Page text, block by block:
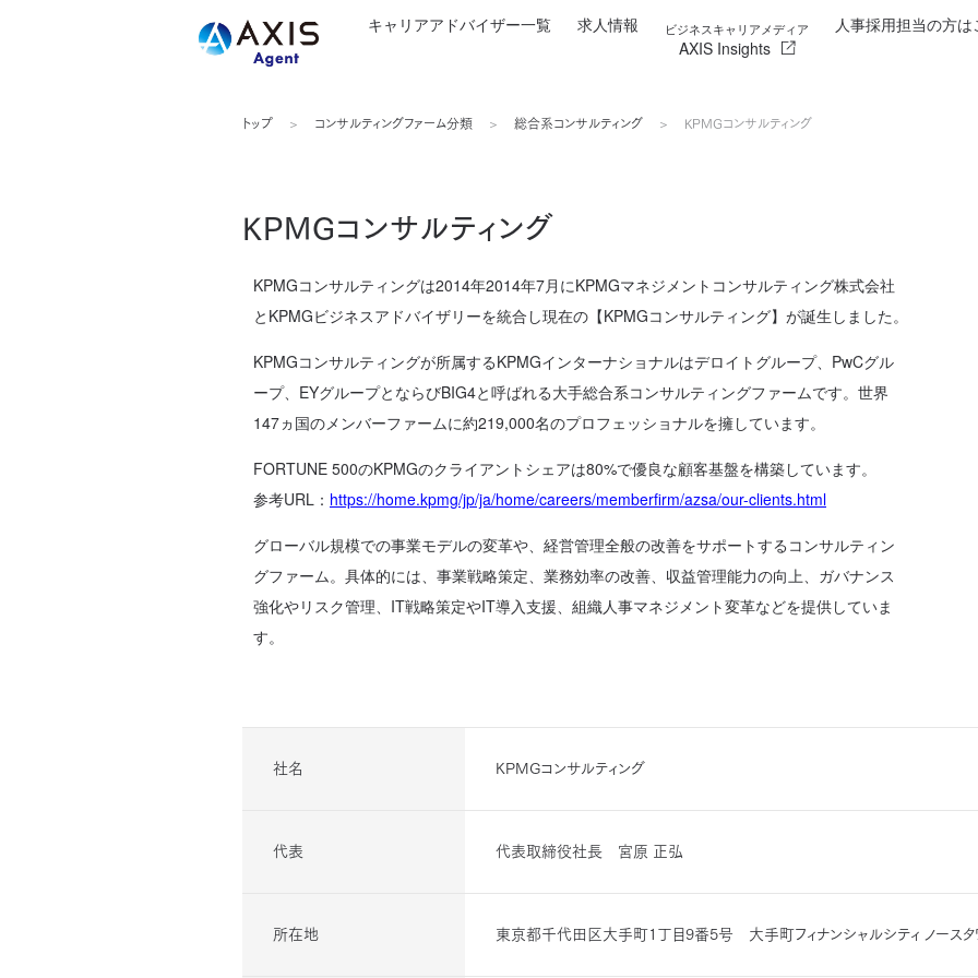
キャリアアドバイザー一覧 求人情報 ビジネスキャリアメディア
AXIS Insights
人事採用担当の方は
トップ コンサルティングファーム分類 総合系コンサルティング KPMGコンサルティング
KPMGコンサルティング
KPMGコンサルティングは2014年2014年7月にKPMGマネジメントコンサルティング株式会社
とKPMGビジネスアドバイザリーを統合し現在の【KPMGコンサルティング】が誕生しました。
KPMGコンサルティングが所属するKPMGインターナショナルはデロイトグループ、PwCグル
ープ、EYグループとならびBIG4と呼ばれる大手総合系コンサルティングファームです。世界
147ヵ国のメンバーファームに約219,000名のプロフェッショナルを擁しています。
FORTUNE 500のKPMGのクライアントシェアは80%で優良な顧客基盤を構築しています。
参考URL： https://home.kpmg/jp/ja/home/careers/memberfirm/azsa/our-clients.html
グローバル規模での事業モデルの変革や、経営管理全般の改善をサポートするコンサルティン
グファーム。具体的には、事業戦略策定、業務効率の改善、収益管理能力の向上、ガバナンス
強化やリスク管理、IT戦略策定やIT導入支援、組織人事マネジメント変革などを提供していま
す。
社名 KPMGコンサルティング
代表 代表取締役社長 宮原 正弘
所在地 東京都千代田区大手町1丁目9番5号 大手町フィナンシャルシティ ノースタ